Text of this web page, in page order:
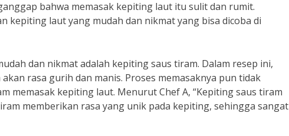
bahwa memasak kepiting laut itu sulit dan rumit.
kepiting laut yang mudah dan nikmat yang bisa dicoba di
dan nikmat adalah kepiting saus tiram. Dalam resep ini,
rasa gurih dan manis. Proses memasaknya pun tidak
memasak kepiting laut. Menurut Chef A, “Kepiting saus tiram
memberikan rasa yang unik pada kepiting, sehingga sangat